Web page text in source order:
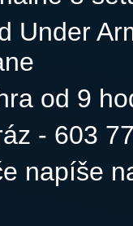
Under
od 9
- 603
napíše